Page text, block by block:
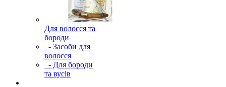
Для волосся та
бороди
- Засоби для
волосся
- Для бороди
та вусів